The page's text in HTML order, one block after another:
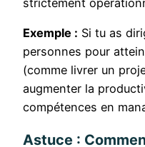
Exemple : Si tu as
personnes pour
(comme livrer un
augmenter la
compétences en
Astuce :